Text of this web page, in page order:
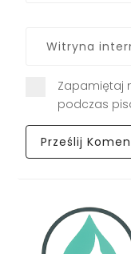
Zapamiętaj
podczas